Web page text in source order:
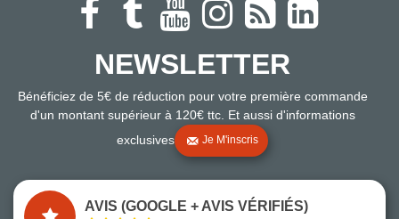
NEWSLETTER
Bénéficiez de 5€ de réduction pour votre première commande
d'un montant supérieur à 120€ ttc. Et aussi d'informations
exclusives
Je M'inscris
AVIS (GOOGLE + AVIS VÉRIFIÉS)